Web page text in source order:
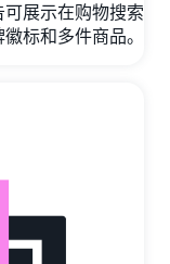
展示在购物搜索
标和多件商品。